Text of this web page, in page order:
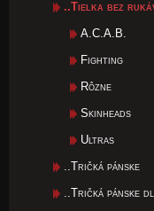
..Tielka bez
A.C.A.B.
Fighting
Rôzne
Skinheads
Ultras
..Tričká pánske
..Tričká pánske